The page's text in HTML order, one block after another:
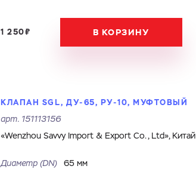
1 250₽ В КОРЗИНУ
КЛАПАН SGL, ДУ-65, РУ-10, МУФТОВЫЙ
арт. 151113156
«Wenzhou Savvy Import & Export Co., Ltd», Китай
Диаметр (DN) 65 мм